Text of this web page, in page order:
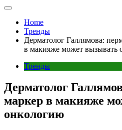
Home
Тренды
Дерматолог Галлямова:
в макияже может вызывать
Тренды
Дерматолог
маркер в макияже
онкологию